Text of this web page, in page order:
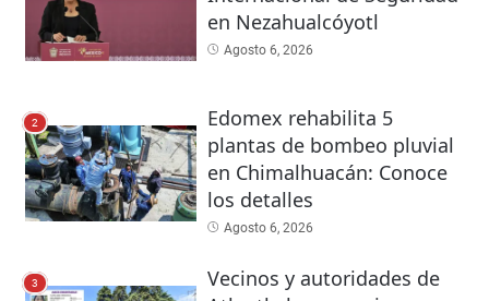
en Nezahualcóyotl
Agosto 6, 2026
2
Edomex rehabilita 5
plantas de bombeo pluvial
en Chimalhuacán: Conoce
los detalles
Agosto 6, 2026
3
Vecinos y autoridades de